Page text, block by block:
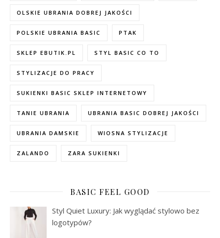
OLSKIE UBRANIA DOBREJ JAKOŚCI
POLSKIE UBRANIA BASIC PTAK
SKLEP EBUTIK.PL STYL BASIC CO TO
STYLIZACJE DO PRACY
SUKIENKI BASIC SKLEP INTERNETOWY
TANIE UBRANIA UBRANIA BASIC DOBREJ JAKOŚCI
UBRANIA DAMSKIE WIOSNA STYLIZACJE
ZALANDO ZARA SUKIENKI
BASIC FEEL GOOD
Styl Quiet Luxury: Jak wyglądać stylowo bez
logotypów?